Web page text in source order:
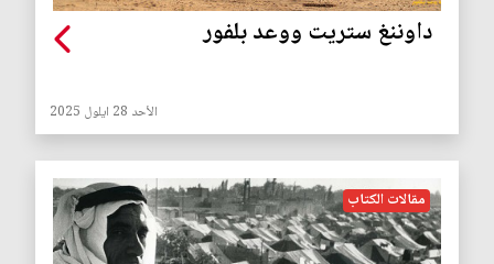
داوننغ ستريت ووعد بلفور
الأحد 28 ايلول 2025
مقالات الكتاب